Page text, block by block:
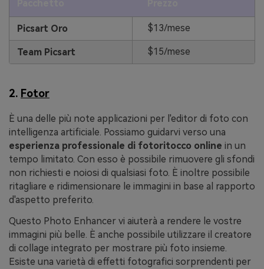
Picsart Oro $13/mese
Team Picsart $15/mese
2. Fotor
È una delle più note applicazioni per l'editor di foto con
intelligenza artificiale. Possiamo guidarvi verso una
esperienza professionale di fotoritocco online in un
tempo limitato. Con esso è possibile rimuovere gli sfondi
non richiesti e noiosi di qualsiasi foto. È inoltre possibile
ritagliare e ridimensionare le immagini in base al rapporto
d'aspetto preferito.
Questo Photo Enhancer vi aiuterà a rendere le vostre
immagini più belle. È anche possibile utilizzare il creatore
di collage integrato per mostrare più foto insieme.
Esiste una varietà di effetti fotografici sorprendenti per